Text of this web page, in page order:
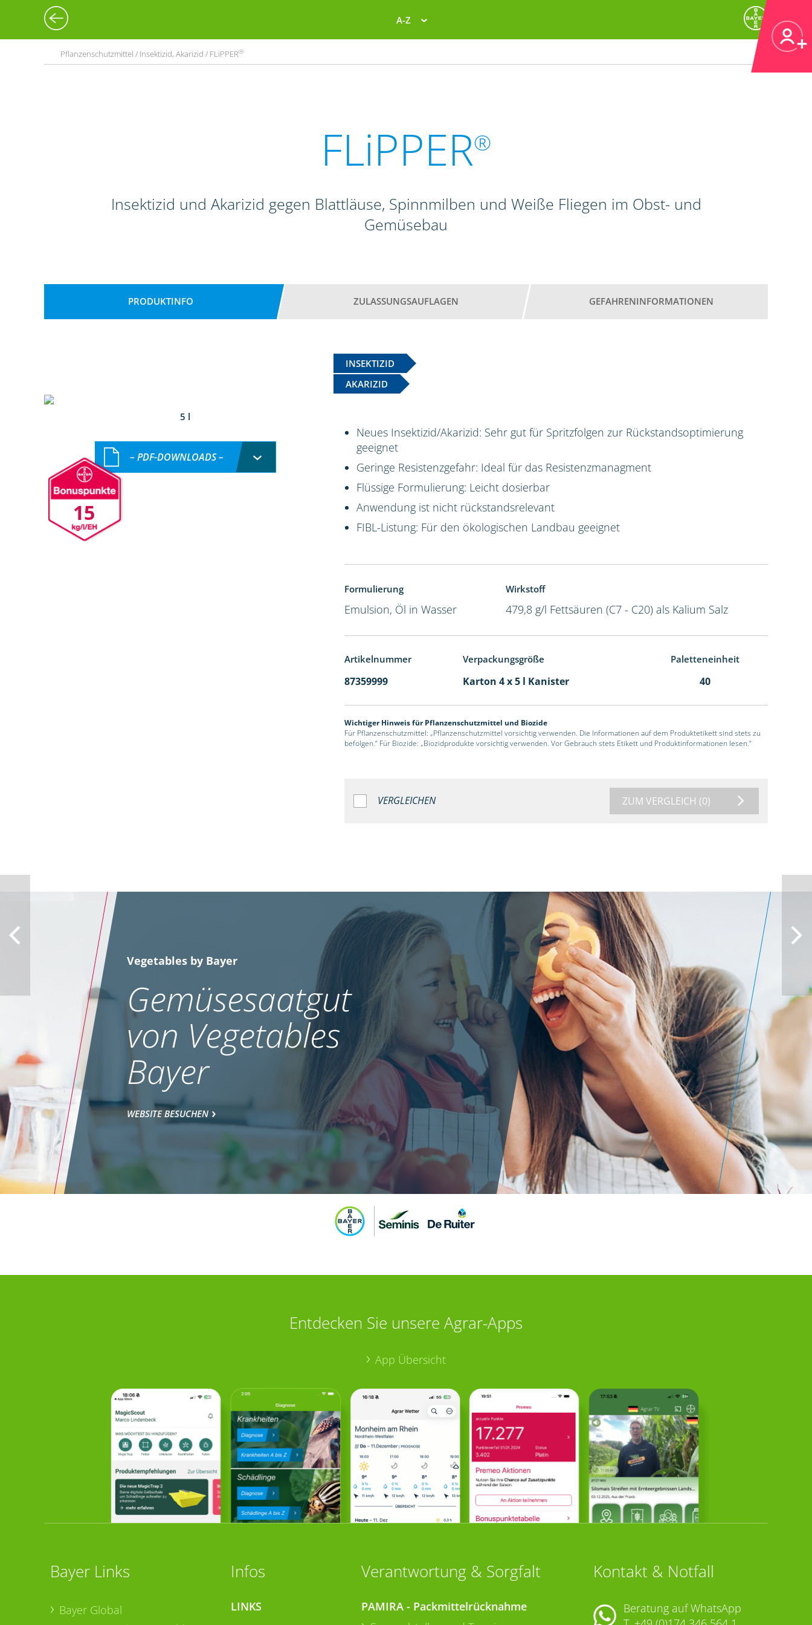
A-Z
Pflanzenschutzmittel / Insektizid, Akarizid / FLiPPER®
FLiPPER®
Insektizid und Akarizid gegen Blattläuse, Spinnmilben und Weiße Fliegen im Obst- und
Gemüsebau
PRODUKTINFO ZULASSUNGSAUFLAGEN GEFAHRENINFORMATIONEN
INSEKTIZID
AKARIZID
5 l
15
– PDF-DOWNLOADS –
Neues Insektizid/Akarizid: Sehr gut für Spritzfolgen zur Rückstandsoptimierung
geeignet
Geringe Resistenzgefahr: Ideal für das Resistenzmanagment
Flüssige Formulierung: Leicht dosierbar
Anwendung ist nicht rückstandsrelevant
FIBL-Listung: Für den ökologischen Landbau geeignet
Formulierung
Emulsion, Öl in Wasser
Wirkstoff
479,8 g/l Fettsäuren (C7 - C20) als Kalium Salz
Artikelnummer Verpackungsgröße Paletteneinheit
87359999 Karton 4 x 5 l Kanister 40
Wichtiger Hinweis für Pflanzenschutzmittel und Biozide
Für Pflanzenschutzmittel: „Pflanzenschutzmittel vorsichtig verwenden. Die Informationen auf dem Produktetikett sind stets zu
befolgen.“ Für Biozide: „Biozidprodukte vorsichtig verwenden. Vor Gebrauch stets Etikett und Produktinformationen lesen.“
VERGLEICHEN ZUM VERGLEICH (0)
Vegetables by Bayer
Gemüsesaatgut
von Vegetables
Bayer
WEBSITE BESUCHEN
Entdecken Sie unsere Agrar-Apps
App Übersicht
Bayer Links
Bayer Global
Infos
LINKS
Verantwortung & Sorgfalt
PAMIRA - Packmittelrücknahme
Kontakt & Notfall
Beratung auf WhatsApp